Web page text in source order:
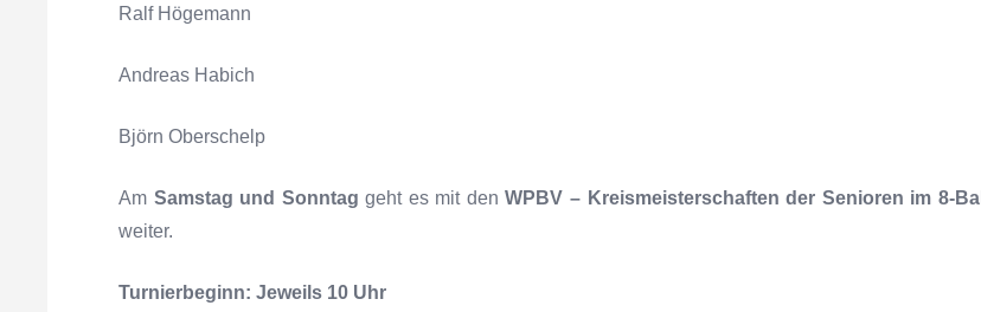
Ralf Högemann
Andreas Habich
Björn Oberschelp
Am Samstag und Sonntag geht es mit denWPBV – Kreismeisterschaften der Senioren im 8-Ball
weiter.
Turnierbeginn: Jeweils 10 Uhr